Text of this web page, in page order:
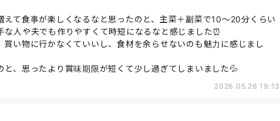
て食事が楽しくなるなと思ったのと、主菜＋副菜で10〜20分くらい
人や夫でも作りやすくて時短になるなと感じました⏰
い物に行かなくていいし、食材を余らせないのも魅力に感じまし
、思ったより賞味期限が短くて少し過ぎてしまいました💦
2026.05.26 19:13